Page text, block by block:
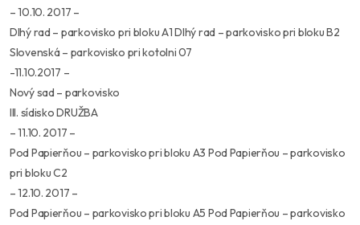
– 10.10. 2017 –
Dlhý rad – parkovisko pri bloku A1 Dlhý rad – parkovisko pri bloku B2
Slovenská – parkovisko pri kotolni 07
-11.10.2017 –
Nový sad – parkovisko
III. sídisko DRUŽBA
– 11.10. 2017 –
Pod Papierňou – parkovisko pri bloku A3 Pod Papierňou – parkovisko
pri bloku C2
– 12.10. 2017 –
Pod Papierňou – parkovisko pri bloku A5 Pod Papierňou – parkovisko